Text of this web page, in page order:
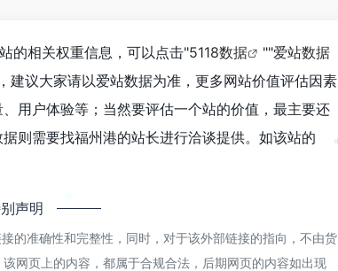
的相关权重信息，可以点击"5118数据 ""爱站数据
建议大家请以爱站数据为准，更多网站价值评估因素
用户体验等；当然要评估一个站的价值，最主要还
则需要找福州港的站长进行洽谈提供。如该站的
声明
的准确性和完整性，同时，对于该外部链接的指向，不由货
网页上的内容，都属于合规合法，后期网页的内容如出现
*